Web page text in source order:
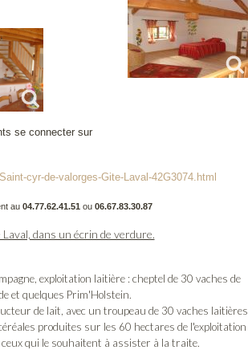
se connecter sur
cyr-de-valorges-Gite-Laval-42G3074.html
au 04.77.62.41.51 ou 06.67.83.30.87
dans un écrin de verdure.
exploitation laitière : cheptel de 30 vaches de
et quelques Prim'Holstein.
de lait, avec un troupeau de 30 vaches laitières
produites sur les 60 hectares de l'exploitation
qui le souhaitent à assister à la traite.